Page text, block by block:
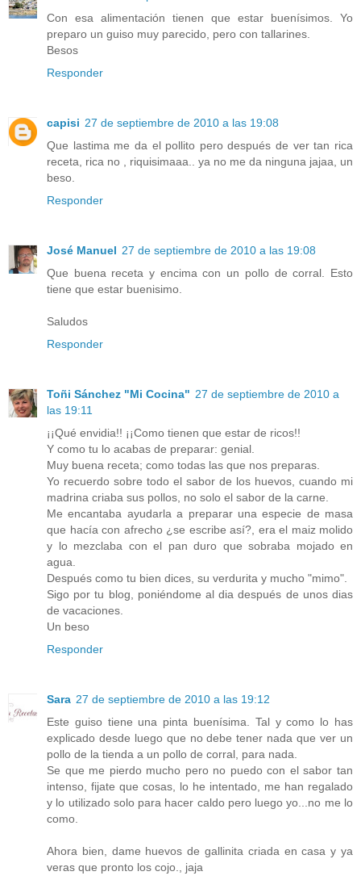
Con esa alimentación tienen que estar buenísimos. Yo
preparo un guiso muy parecido, pero con tallarines.
Besos
Responder
capisi 27 de septiembre de 2010 a las 19:08
Que lastima me da el pollito pero después de ver tan rica
receta, rica no , riquisimaaa.. ya no me da ninguna jajaa, un
beso.
Responder
José Manuel 27 de septiembre de 2010 a las 19:08
Que buena receta y encima con un pollo de corral. Esto
tiene que estar buenisimo.
Saludos
Responder
Toñi Sánchez "Mi Cocina" 27 de septiembre de 2010 a
las 19:11
¡¡Qué envidia!! ¡¡Como tienen que estar de ricos!!
Y como tu lo acabas de preparar: genial.
Muy buena receta; como todas las que nos preparas.
Yo recuerdo sobre todo el sabor de los huevos, cuando mi
madrina criaba sus pollos, no solo el sabor de la carne.
Me encantaba ayudarla a preparar una especie de masa
que hacía con afrecho ¿se escribe así?, era el maiz molido
y lo mezclaba con el pan duro que sobraba mojado en
agua.
Después como tu bien dices, su verdurita y mucho "mimo".
Sigo por tu blog, poniéndome al dia después de unos dias
de vacaciones.
Un beso
Responder
Sara 27 de septiembre de 2010 a las 19:12
Este guiso tiene una pinta buenísima. Tal y como lo has
explicado desde luego que no debe tener nada que ver un
pollo de la tienda a un pollo de corral, para nada.
Se que me pierdo mucho pero no puedo con el sabor tan
intenso, fijate que cosas, lo he intentado, me han regalado
y lo utilizado solo para hacer caldo pero luego yo...no me lo
como.
Ahora bien, dame huevos de gallinita criada en casa y ya
veras que pronto los cojo., jaja